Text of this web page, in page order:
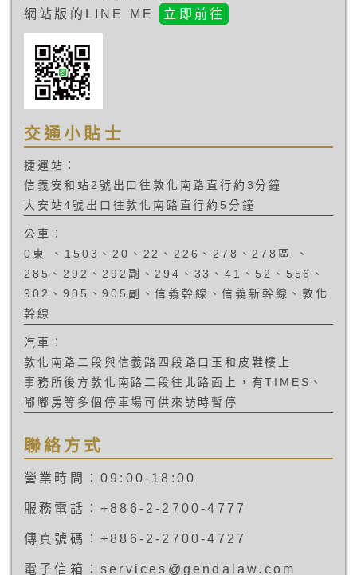
網站版的LINE ME
立即前往
交通小貼士
捷運站：
信義安和站2號出口往敦化南路直行約3分鐘
大安站4號出口往敦化南路直行約5分鐘
公車：
0東 、1503、20、22、226、278、278區 、
285、292、292副、294、33、41、52、556、
902、905、905副、信義幹線、信義新幹線、敦化
幹線
汽車：
敦化南路二段與信義路四段路口玉和皮鞋樓上
事務所後方敦化南路二段往北路面上，有TIMES、
嘟嘟房等多個停車場可供來訪時暫停
聯絡方式
營業時間：09:00-18:00
服務電話：+886-2-2700-4777
傳真號碼：+886-2-2700-4727
電子信箱：services@gendalaw.com